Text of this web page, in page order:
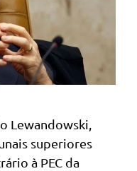
Lewandowski,
superiores
à PEC da